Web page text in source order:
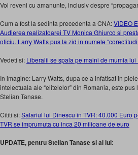
Voi reveni cu amanunte, inclusiv despre
Cum a fost la sedinta precedenta a CNA:VIDEO
Audierea realizatoarei TV Monica Ghiurco si
oficiu. Larry Watts pus la zid in numele
Vedeti si: Liberalii se spala pe maini de mumia
In imagine: Larry Watts, dupa ce a infatisat in
intelectuala ale “elitelelor” din Romania, este
Stelian Tanase.
Cititi si:Salariul lui Dinescu in TVR: 40.000 Euro
TVR se imprumuta cu inca 20 milioane de euro
UPDATE, pentru Stelian Tanase si ai lui: